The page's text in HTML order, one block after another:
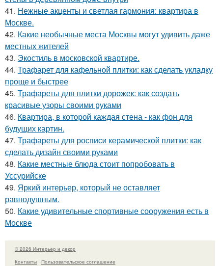
41. Нежные акценты и светлая гармония: квартира в
Москве.
42. Какие необычные места Москвы могут удивить даже
местных жителей
43. Экостиль в московской квартире.
44. Трафарет для кафельной плитки: как сделать укладку
проще и быстрее
45. Трафареты для плитки дорожек: как создать
красивые узоры своими руками
46. Квартира, в которой каждая стена - как фон для
будущих картин.
47. Трафареты для росписи керамической плитки: как
сделать дизайн своими руками
48. Какие местные блюда стоит попробовать в
Уссурийске
49. Яркий интерьер, который не оставляет
равнодушным.
50. Какие удивительные спортивные сооружения есть в
Москве
© 2026 Интерьер и декор
Контакты
Пользовательское соглашение